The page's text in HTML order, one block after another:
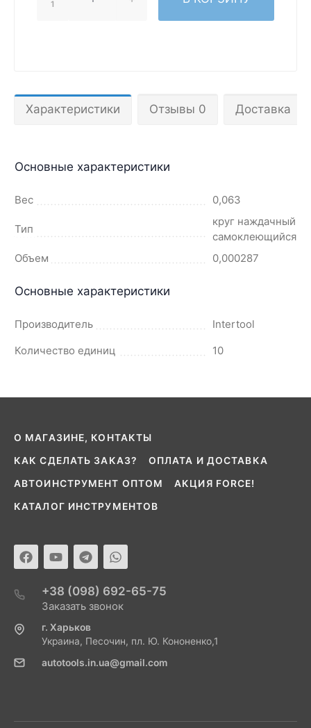
1
Характеристики Отзывы 0 Доставка
Основные характеристики
Вес 0,063
Тип
круг наждачный
самоклеющийся
Объем
0,000287
Основные характеристики
Производитель
Intertool
Количество единиц
10
О МАГАЗИНЕ, КОНТАКТЫ
КАК СДЕЛАТЬ ЗАКАЗ? ОПЛАТА И ДОСТАВКА
АВТОИНСТРУМЕНТ ОПТОМ АКЦИЯ FORCE!
КАТАЛОГ ИНСТРУМЕНТОВ
+38 (098) 692-65-75
Заказать звонок
г. Харьков
Украина, Песочин, пл. Ю. Кононенко,1
autotools.in.ua@gmail.com